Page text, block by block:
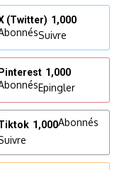
(Twitter) 1,000
Suivre
Pinterest 1,000
Epingler
1,000Abonnés